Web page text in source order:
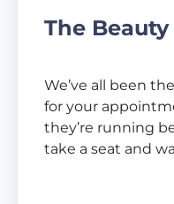
The
We’ve all been
for your
they’re running
take a seat and